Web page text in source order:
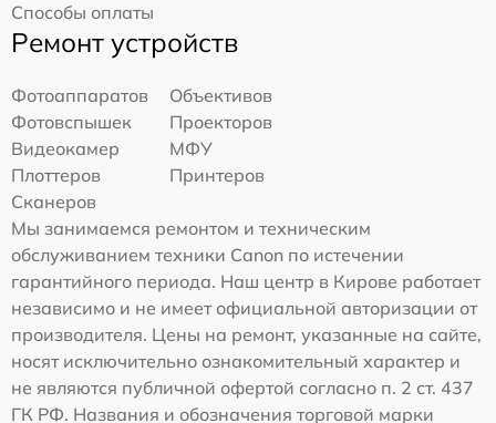
Способы оплаты
Ремонт устройств
Фотоаппаратов
Объективов
Фотовспышек
Проекторов
Видеокамер
МФУ
Плоттеров
Принтеров
Сканеров
Мы занимаемся ремонтом и техническим
обслуживанием техники Canon по истечении
гарантийного периода. Наш центр в Кирове работает
независимо и не имеет официальной авторизации от
производителя. Цены на ремонт, указанные на сайте,
носят исключительно ознакомительный характер и
не являются публичной офертой согласно п. 2 ст. 437
ГК РФ. Названия и обозначения торговой марки